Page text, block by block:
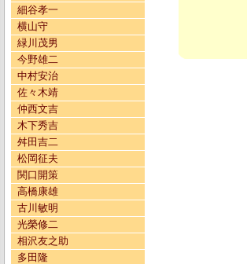
細谷孝一
横山守
緑川茂男
今野雄二
中村安治
佐々木靖
仲西文吉
木下秀吉
舛田吉二
松岡征夫
関口開策
高橋康雄
古川敏明
光榮修二
相沢友之助
多田隆